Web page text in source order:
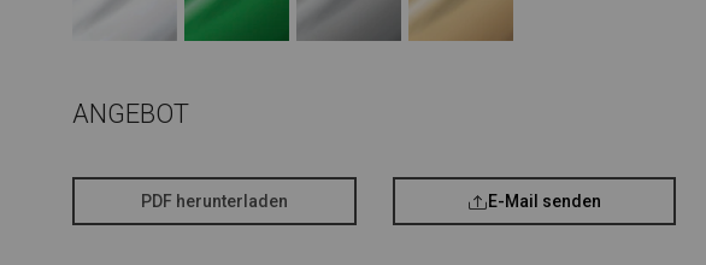
ANGEBOT
PDF herunterladen E-Mail senden